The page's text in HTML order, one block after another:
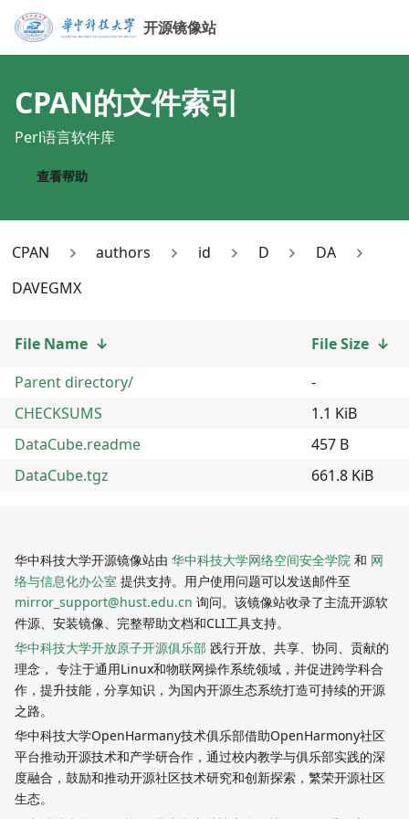
开源镜像站
CPAN的文件索引
Perl语言软件库
查看帮助
CPAN authors id D
DA
DAVEGMX
File Name ↓ File Size ↓
Parent directory/
-
CHECKSUMS
1.1 KiB
DataCube.readme
457 B
DataCube.tgz
661.8 KiB
华中科技大学开源镜像站由 华中科技大学网络空间安全学院 和 网
络与信息化办公室 提供支持。用户使用问题可以发送邮件至
mirror_support@hust.edu.cn 询问。该镜像站收录了主流开源软
件源、安装镜像、完整帮助文档和CLI工具支持。
华中科技大学开放原子开源俱乐部 践行开放、共享、协同、贡献的
理念， 专注于通用Linux和物联网操作系统领域，并促进跨学科合
作，提升技能，分享知识，为国内开源生态系统打造可持续的开源
之路。
华中科技大学OpenHarmany技术俱乐部借助OpenHarmony社区
平台推动开源技术和产学研合作，通过校内教学与俱乐部实践的深
度融合，鼓励和推动开源社区技术研究和创新探索，繁荣开源社区
生态。